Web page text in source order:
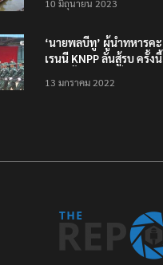
ตักบาตรทางน้ำ
10 มิถุนายน 2023
‘นายพลบีทู’ ผู้นำทหารคะ
เรนนี KNPP ลั่นสู้รบ ครั้งนี้
ประชาชนต้องชนะ
13 มกราคม 2022